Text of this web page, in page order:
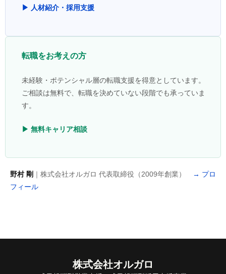
▶ 人材紹介・採用支援
転職をお考えの方
未経験・ポテンシャル層の転職支援を得意としています。
ご相談は無料で、転職を決めていない段階でも承っていま
す。
▶ 無料キャリア相談
野村 剛 ｜株式会社オルガロ 代表取締役（2009年創業）
→ プロ
フィール
株式会社オルガロ